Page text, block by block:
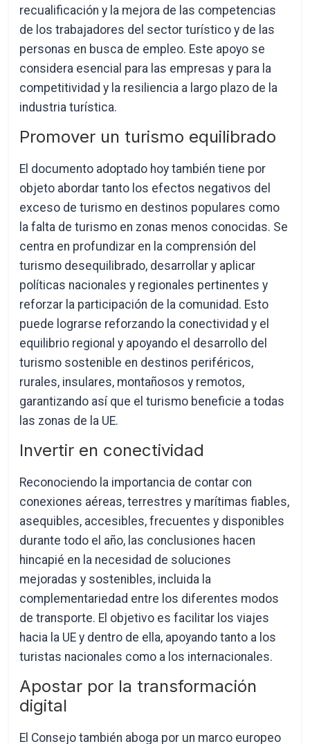
recualificación y la mejora de las competencias
de los trabajadores del sector turístico y de las
personas en busca de empleo. Este apoyo se
considera esencial para las empresas y para la
competitividad y la resiliencia a largo plazo de la
industria turística.
Promover un turismo equilibrado
El documento adoptado hoy también tiene por
objeto abordar tanto los efectos negativos del
exceso de turismo en destinos populares como
la falta de turismo en zonas menos conocidas. Se
centra en profundizar en la comprensión del
turismo desequilibrado, desarrollar y aplicar
políticas nacionales y regionales pertinentes y
reforzar la participación de la comunidad. Esto
puede lograrse reforzando la conectividad y el
equilibrio regional y apoyando el desarrollo del
turismo sostenible en destinos periféricos,
rurales, insulares, montañosos y remotos,
garantizando así que el turismo beneficie a todas
las zonas de la UE.
Invertir en conectividad
Reconociendo la importancia de contar con
conexiones aéreas, terrestres y marítimas fiables,
asequibles, accesibles, frecuentes y disponibles
durante todo el año, las conclusiones hacen
hincapié en la necesidad de soluciones
mejoradas y sostenibles, incluida la
complementariedad entre los diferentes modos
de transporte. El objetivo es facilitar los viajes
hacia la UE y dentro de ella, apoyando tanto a los
turistas nacionales como a los internacionales.
Apostar por la transformación
digital
El Consejo también aboga por un marco europeo